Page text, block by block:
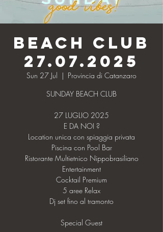
BEACH CLUB
27.07.2025
Sun 27 Jul
  |
Provincia di Catanzaro
SUNDAY BEACH CLUB
27 LUGLIO 2025
E DA NOI ?
Location unica con spiaggia privata
Piscina con Pool Bar
Ristorante Multietnico Nippobrasiliano
Entertainment
Cocktail Premium
5 aree Relax
Dj set fino al tramonto
Special Guest